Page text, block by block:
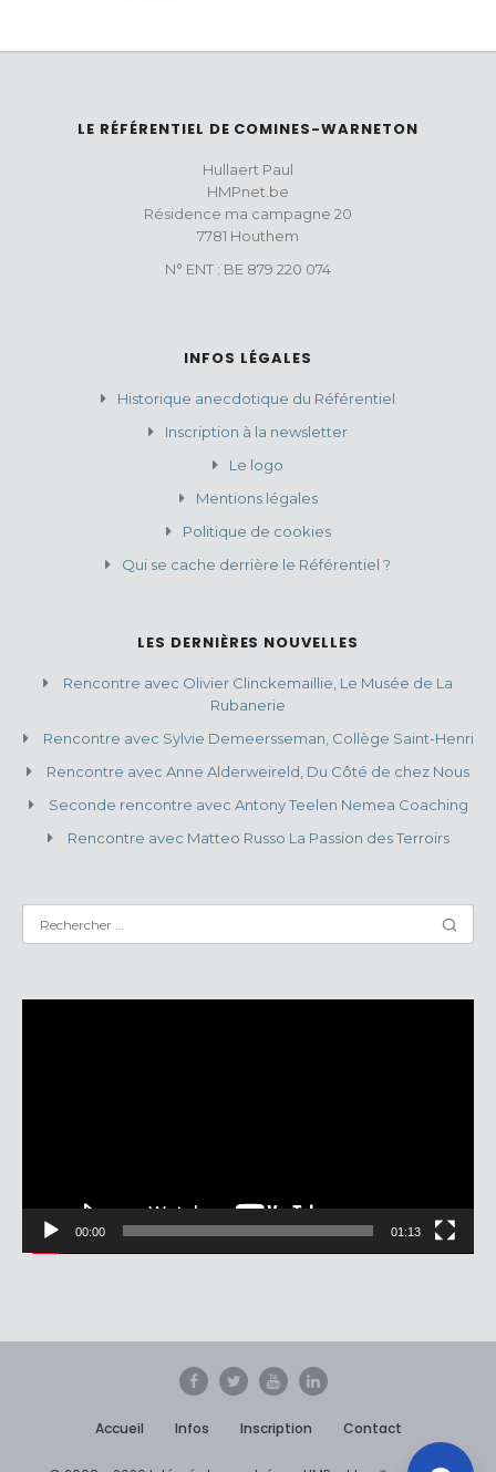
LE RÉFÉRENTIEL DE COMINES-WARNETON
Hullaert Paul
HMPnet.be
Résidence ma campagne 20
7781 Houthem
N° ENT : BE 879 220 074
INFOS LÉGALES
Historique anecdotique du Référentiel
Inscription à la newsletter
Le logo
Mentions légales
Politique de cookies
Qui se cache derrière le Référentiel ?
LES DERNIÈRES NOUVELLES
Rencontre avec Olivier Clinckemaillie, Le Musée de La
Rubanerie
Rencontre avec Sylvie Demeersseman, Collège Saint-Henri
Rencontre avec Anne Alderweireld, Du Côté de chez Nous
Seconde rencontre avec Antony Teelen Nemea Coaching
Rencontre avec Matteo Russo La Passion des Terroirs
00:00 01:13
Accueil Infos Inscription Contact